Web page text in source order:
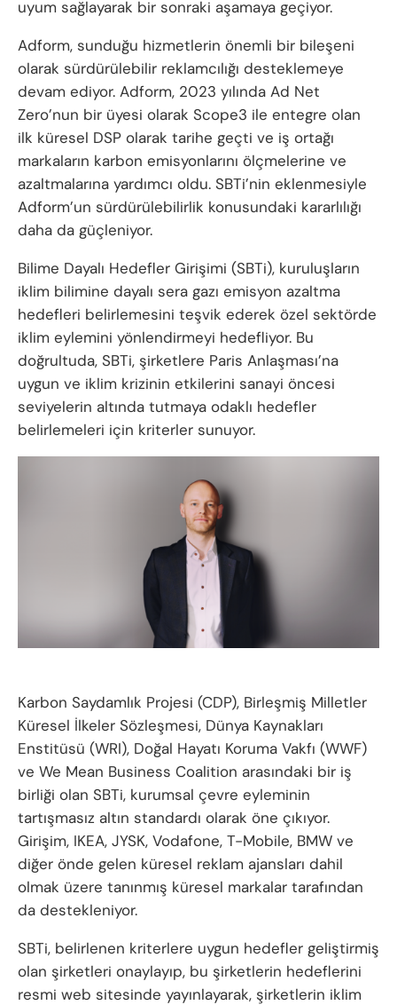
uyum sağlayarak bir sonraki aşamaya geçiyor.
Adform, sunduğu hizmetlerin önemli bir bileşeni
olarak sürdürülebilir reklamcılığı desteklemeye
devam ediyor. Adform, 2023 yılında Ad Net
Zero’nun bir üyesi olarak Scope3 ile entegre olan
ilk küresel DSP olarak tarihe geçti ve iş ortağı
markaların karbon emisyonlarını ölçmelerine ve
azaltmalarına yardımcı oldu. SBTi’nin eklenmesiyle
Adform’un sürdürülebilirlik konusundaki kararlılığı
daha da güçleniyor.
Bilime Dayalı Hedefler Girişimi (SBTi), kuruluşların
iklim bilimine dayalı sera gazı emisyon azaltma
hedefleri belirlemesini teşvik ederek özel sektörde
iklim eylemini yönlendirmeyi hedefliyor. Bu
doğrultuda, SBTi, şirketlere Paris Anlaşması’na
uygun ve iklim krizinin etkilerini sanayi öncesi
seviyelerin altında tutmaya odaklı hedefler
belirlemeleri için kriterler sunuyor.
Karbon Saydamlık Projesi (CDP), Birleşmiş Milletler
Küresel İlkeler Sözleşmesi, Dünya Kaynakları
Enstitüsü (WRI), Doğal Hayatı Koruma Vakfı (WWF)
ve We Mean Business Coalition arasındaki bir iş
birliği olan SBTi, kurumsal çevre eyleminin
tartışmasız altın standardı olarak öne çıkıyor.
Girişim, IKEA, JYSK, Vodafone, T-Mobile, BMW ve
diğer önde gelen küresel reklam ajansları dahil
olmak üzere tanınmış küresel markalar tarafından
da destekleniyor.
SBTi, belirlenen kriterlere uygun hedefler geliştirmiş
olan şirketleri onaylayıp, bu şirketlerin hedeflerini
resmi web sitesinde yayınlayarak, şirketlerin iklim